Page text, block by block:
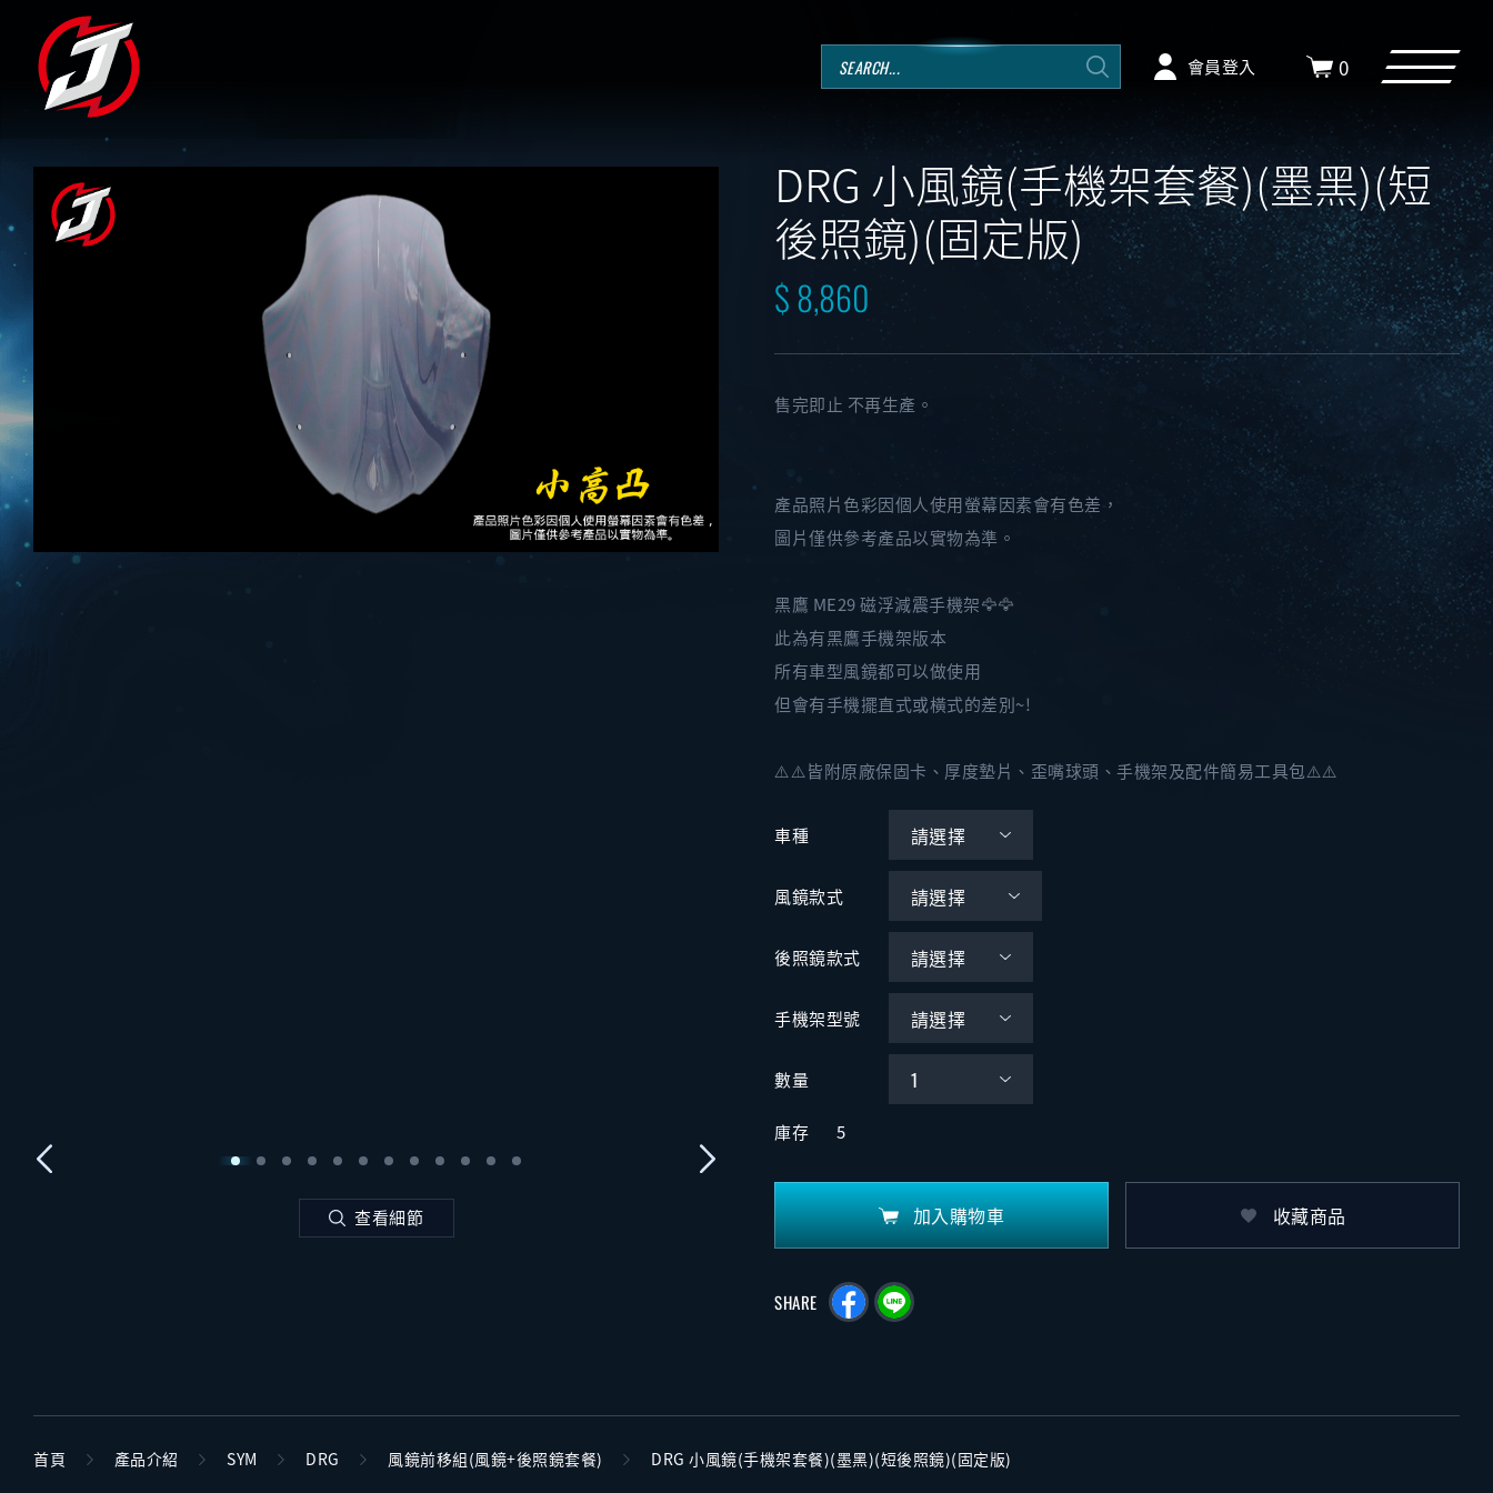
會員登入 0
查看細節
DRG 小風鏡(手機架套餐)(墨黑)(短
後照鏡)(固定版)
$ 8,860
售完即止 不再生產。
產品照片色彩因個人使用螢幕因素會有色差，
圖片僅供參考產品以實物為準。
黑鷹 ME29 磁浮減震手機架🦅🦅
此為有黑鷹手機架版本
所有車型風鏡都可以做使用
但會有手機擺直式或橫式的差別~!
⚠️⚠️皆附原廠保固卡、厚度墊片、歪嘴球頭、手機架及配件簡易工具包⚠️⚠️
車種
風鏡款式
後照鏡款式
手機架型號
數量
庫存 5
加入購物車 收藏商品
SHARE
首頁 產品介紹 SYM DRG 風鏡前移組(風鏡+後照鏡套餐) DRG 小風鏡(手機架套餐)(墨黑)(短後照鏡)(固定版)